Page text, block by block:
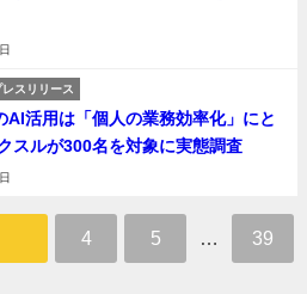
スリリース
AI活用は「個人の業務効率化」にと
スルが300名を対象に実態調査
4 5 39